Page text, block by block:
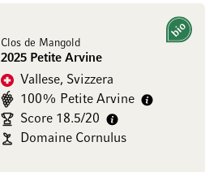
Clos de Mangold
2025 Petite Arvine
Bio
Vallese, Svizzera
100% Petite Arvine
Score 18.5/20
Domaine Cornulus